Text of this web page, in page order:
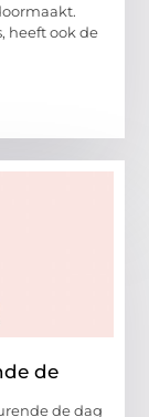
heeft ook de
de
de dag